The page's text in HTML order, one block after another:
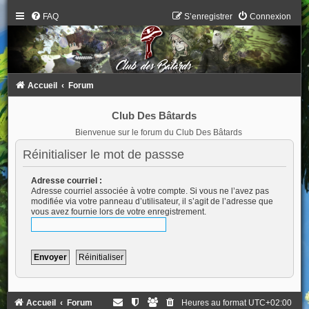
FAQ Connexion
S’enregistrer
Accueil Forum
Club Des Bâtards
Bienvenue sur le forum du Club Des Bâtards
Réinitialiser le mot de passse
Adresse courriel :
Adresse courriel associée à votre compte. Si vous ne l’avez pas
modifiée via votre panneau d’utilisateur, il s’agit de l’adresse que
vous avez fournie lors de votre enregistrement.
Accueil Forum Heures au format UTC+02:00